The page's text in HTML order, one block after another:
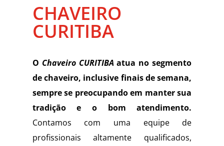
CHAVEIRO
CURITIBA
O Chaveiro CURITIBAatua no segmento
dechaveiro, inclusive finais de semana,
sempre se preocupando em manter sua
tradição e o bom atendimento.
Contamos com uma equipe de
profissionais altamente qualificados,